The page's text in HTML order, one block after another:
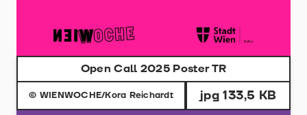
Open Call 2025 Poster TR
© WIENWOCHE/Kora Reichardt
jpg 133,5 KB